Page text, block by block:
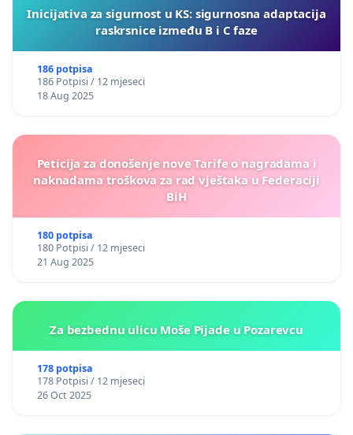
Inicijativa za sigurnost u KS: sigurnosna adaptacija
raskrsnice između B i C faze
186 potpisa
186 Potpisi / 12 mjeseci
18 Aug 2025
Peticija za donošenje nove Tarife o nagradama i
naknadama troškova za rad vještaka u Federaciji
BiH
180 potpisa
180 Potpisi / 12 mjeseci
21 Aug 2025
Za bezbednu ulicu Moše Pijade u Pozarevcu
178 potpisa
178 Potpisi / 12 mjeseci
26 Oct 2025